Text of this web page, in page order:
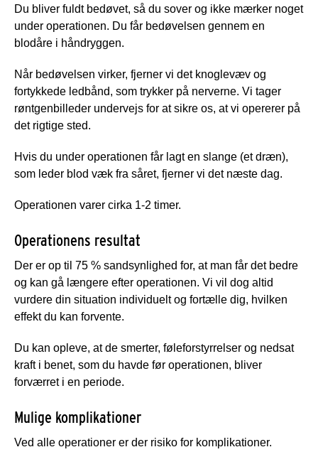
Du bliver fuldt bedøvet, så du sover og ikke mærker noget
under operationen. Du får bedøvelsen gennem en
blodåre i håndryggen.
Når bedøvelsen virker, fjerner vi det knoglevæv og
fortykkede ledbånd, som trykker på nerverne. Vi tager
røntgenbilleder undervejs for at sikre os, at vi opererer på
det rigtige sted.
Hvis du under operationen får lagt en slange (et dræn),
som leder blod væk fra såret, fjerner vi det næste dag.
Operationen varer cirka 1-2 timer.
Operationens resultat
Der er op til 75 % sandsynlighed for, at man får det bedre
og kan gå længere efter operationen. Vi vil dog altid
vurdere din situation individuelt og fortælle dig, hvilken
effekt du kan forvente.
Du kan opleve, at de smerter, føleforstyrrelser og nedsat
kraft i benet, som du havde før operationen, bliver
forværret i en periode.
Mulige komplikationer
Ved alle operationer er der risiko for komplikationer.